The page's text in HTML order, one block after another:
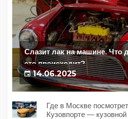
Слазит лак на машине. Что
это происходит?
14.06.2025
Где в Москве
Кузовпорте —